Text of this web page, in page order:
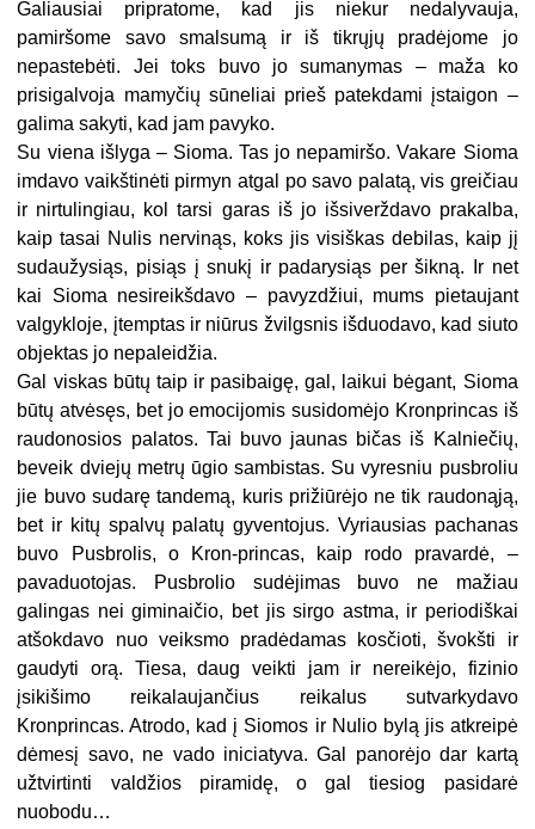
Galiausiai pripratome, kad jis niekur nedalyvauja,
pamiršome savo smalsumą ir iš tikrųjų pradėjome jo
nepastebėti. Jei toks buvo jo sumanymas – maža ko
prisigalvoja mamyčių sūneliai prieš patekdami įstaigon –
galima sakyti, kad jam pavyko.
Su viena išlyga – Sioma. Tas jo nepamiršo. Vakare Sioma
imdavo vaikštinėti pirmyn atgal po savo palatą, vis greičiau
ir nirtulingiau, kol tarsi garas iš jo išsiverždavo prakalba,
kaip tasai Nulis nervinąs, koks jis visiškas debilas, kaip jį
sudaužysiąs, pisiąs į snukį ir padarysiąs per šikną. Ir net
kai Sioma nesireikšdavo – pavyzdžiui, mums pietaujant
valgykloje, įtemptas ir niūrus žvilgsnis išduodavo, kad siuto
objektas jo nepaleidžia.
Gal viskas būtų taip ir pasibaigę, gal, laikui bėgant, Sioma
būtų atvėsęs, bet jo emocijomis susidomėjo Kronprincas iš
raudonosios palatos. Tai buvo jaunas bičas iš Kalniečių,
beveik dviejų metrų ūgio sambistas. Su vyresniu pusbroliu
jie buvo sudarę tandemą, kuris prižiūrėjo ne tik raudonąją,
bet ir kitų spalvų palatų gyventojus. Vyriausias pachanas
buvo Pusbrolis, o Kron-princas, kaip rodo pravardė, –
pavaduotojas. Pusbrolio sudėjimas buvo ne mažiau
galingas nei giminaičio, bet jis sirgo astma, ir periodiškai
atšokdavo nuo veiksmo pradėdamas kosčioti, švokšti ir
gaudyti orą. Tiesa, daug veikti jam ir nereikėjo, fizinio
įsikišimo reikalaujančius reikalus sutvarkydavo
Kronprincas. Atrodo, kad į Siomos ir Nulio bylą jis atkreipė
dėmesį savo, ne vado iniciatyva. Gal panorėjo dar kartą
užtvirtinti valdžios piramidę, o gal tiesiog pasidarė
nuobodu…